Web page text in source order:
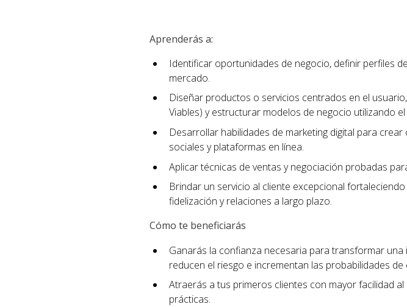
Aprenderás a:
Identificar oportunidades de negocio, definir perfiles
mercado.
Diseñar productos o servicios centrados en el
Viables) y estructurar modelos de negocio utilizando
Desarrollar habilidades de marketing digital para
sociales y plataformas en línea.
Aplicar técnicas de ventas y negociación probadas
Brindar un servicio al cliente excepcional
fidelización y relaciones a largo plazo.
Cómo te beneficiarás
Ganarás la confianza necesaria para transformar
reducen el riesgo e incrementan las probabilidades de
Atraerás a tus primeros clientes con mayor facilidad
prácticas.